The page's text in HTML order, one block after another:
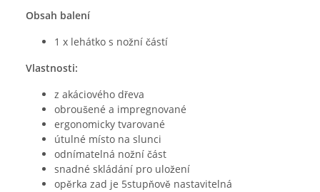
Obsah balení
1 x lehátko s nožní částí
Vlastnosti:
z akáciového dřeva
obroušené a impregnované
ergonomicky tvarované
útulné místo na slunci
odnímatelná nožní část
snadné skládání pro uložení
opěrka zad je 5stupňově nastavitelná